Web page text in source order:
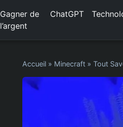
Gagner de
l’argent
ChatGPT
Accueil » Minecraft » Tout